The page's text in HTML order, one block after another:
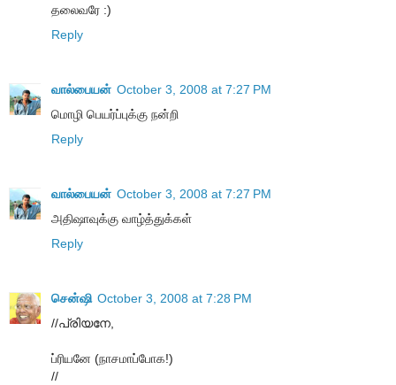
தலைவரே :)
Reply
வால்பையன் October 3, 2008 at 7:27 PM
மொழி பெயர்ப்புக்கு நன்றி
Reply
வால்பையன் October 3, 2008 at 7:27 PM
அதிஷாவுக்கு வாழ்த்துக்கள்
Reply
சென்ஷி October 3, 2008 at 7:28 PM
//പ്രിയനേ,
ப்ரியனே (நாசமாப்போக!)
//